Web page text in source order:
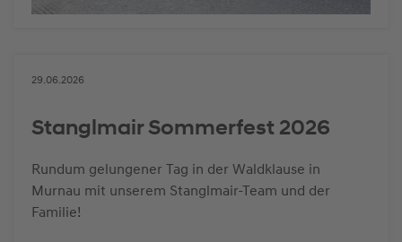
29.06.2026
Stanglmair Sommerfest 2026
Rundum gelungener Tag in der Waldklause in
Murnau mit unserem Stanglmair-Team und der
Familie!